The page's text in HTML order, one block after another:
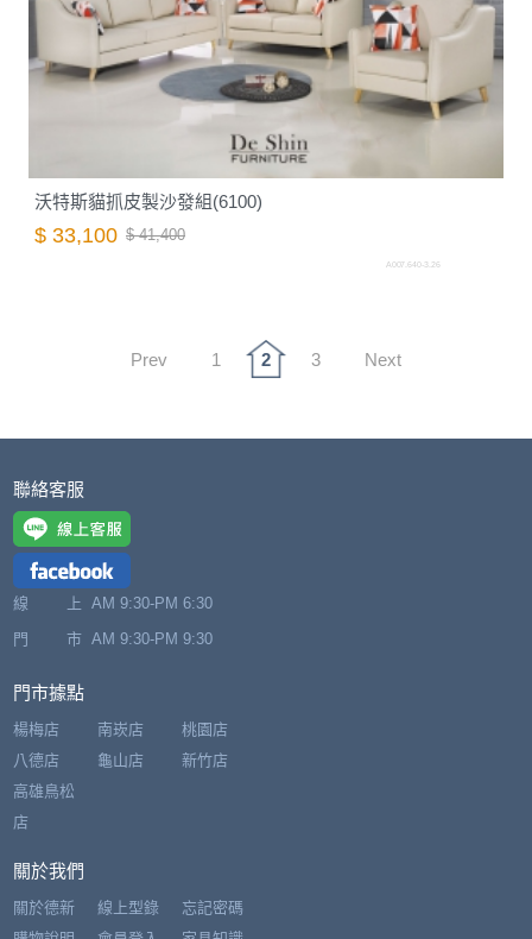
沃特斯貓抓皮製沙發組(6100)
$ 33,100 $ 41,400
A007.640-3.26
Prev 1 2 3 Next
聯絡客服
線 上 AM 9:30-PM 6:30
門 市 AM 9:30-PM 9:30
門市據點
楊梅店
八德店
南崁店
龜山店
桃園店
新竹店
高雄鳥松
店
關於我們
關於德新
線上型錄
忘記密碼